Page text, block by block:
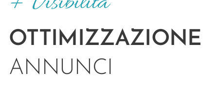
OTTIMIZZAZIONE
ANNUNCI